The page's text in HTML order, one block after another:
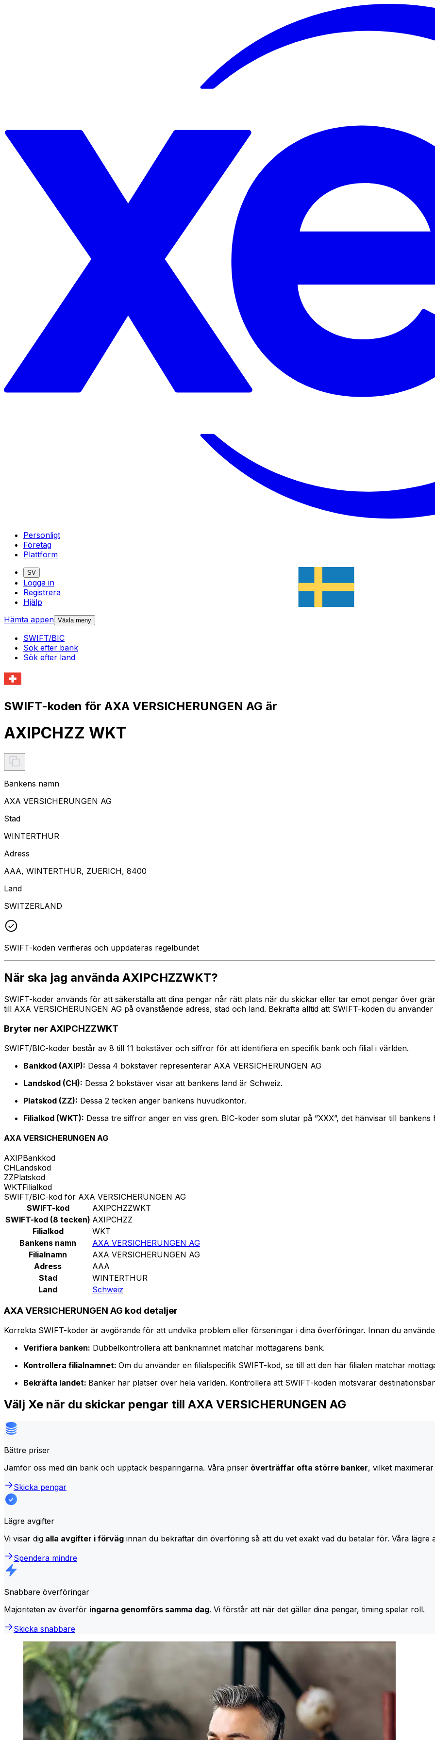
Personligt
Företag
Plattform
SV
Logga in
Registrera
Hjälp
Hämta appen Växla meny
SWIFT/BIC
Sök efter bank
Sök efter land
SWIFT-koden för AXA VERSICHERUNGEN AG är
AXIPCHZZ WKT
Bankens namn
AXA VERSICHERUNGEN AG
Stad
WINTERTHUR
Adress
AAA, WINTERTHUR, ZUERICH, 8400
Land
SWITZERLAND
SWIFT-koden verifieras och uppdateras regelbundet
När ska jag använda AXIPCHZZWKT?
SWIFT-koder används för att säkerställa att dina pengar når rätt plats när du skickar eller tar emot pengar över
till AXA VERSICHERUNGEN AG på ovanstående adress, stad och land. Bekräfta alltid att SWIFT-koden du
Bryter ner AXIPCHZZWKT
SWIFT/BIC-koder består av 8 till 11 bokstäver och siffror för att identifiera en specifik bank och filial i världen.
Bankkod (AXIP): Dessa 4 bokstäver representerar AXA VERSICHERUNGEN AG
Landskod (CH): Dessa 2 bokstäver visar att bankens land är Schweiz.
Platskod (ZZ): Dessa 2 tecken anger bankens huvudkontor.
Filialkod (WKT): Dessa tre siffror anger en viss gren. BIC-koder som slutar på ”XXX”, det hänvisar till bankens
AXA VERSICHERUNGEN AG
AXIPBankkod
CHLandskod
ZZPlatskod
WKTFilialkod
SWIFT/BIC-kod för AXA VERSICHERUNGEN AG
SWIFT-kod
AXIPCHZZWKT
SWIFT-kod (8 tecken) AXIPCHZZ
Filialkod
WKT
Bankens namn
AXA VERSICHERUNGEN AG
Filialnamn
AXA VERSICHERUNGEN AG
Adress
AAA
Stad
WINTERTHUR
Land
Schweiz
AXA VERSICHERUNGEN AG kod detaljer
Korrekta SWIFT-koder är avgörande för att undvika problem eller förseningar i dina överföringar. Innan du
Verifiera banken: Dubbelkontrollera att banknamnet matchar mottagarens bank.
Kontrollera filialnamnet: Om du använder en filialspecifik SWIFT-kod, se till att den här filialen matchar
Bekräfta landet: Banker har platser över hela världen. Kontrollera att SWIFT-koden motsvarar
Välj Xe när du skickar pengar till AXA VERSICHERUNGEN AG
Bättre priser
Jämför oss med din bank och upptäck besparingarna. Våra priser överträffar ofta större banker, vilket
Skicka pengar
Lägre avgifter
Vi visar dig alla avgifter i förväg innan du bekräftar din överföring så att du vet exakt vad du betalar för. Våra lägre
Spendera mindre
Snabbare överföringar
Majoriteten av överför ingarna genomförs samma dag. Vi förstår att när det gäller dina pengar, timing spelar roll.
Skicka snabbare